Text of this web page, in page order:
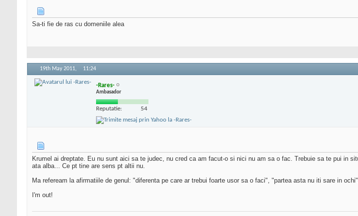
Sa-ti fie de ras cu domeniile alea
19th May 2011, 11:24
-Rares-
Ambasador
Reputatie: 54
Krumel ai dreptate. Eu nu sunt aici sa te judec, nu cred ca am facut-o si nici nu am sa o fac. Trebuie sa te pui in
ata alba... Ce pt tine are sens pt altii nu.
Ma refeream la afirmatiile de genul: "diferenta pe care ar trebui foarte usor sa o faci", "partea asta nu iti sare in
I'm out!